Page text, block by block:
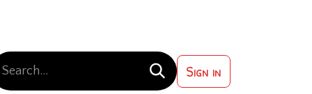
Sign in